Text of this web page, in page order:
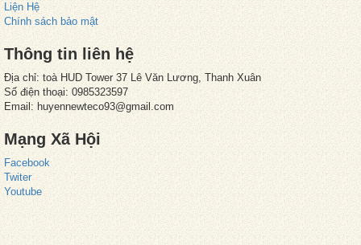
Liện Hệ
Chính sách bảo mật
Thông tin liên hệ
Địa chỉ: toà HUD Tower 37 Lê Văn Lương, Thanh Xuân
Số điện thoại: 0985323597
Email: huyennewteco93@gmail.com
Mạng Xã Hội
Facebook
Twiter
Youtube